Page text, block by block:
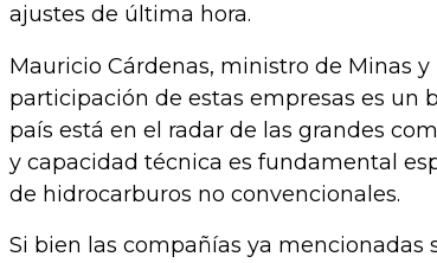
ajustes de última hora.
Mauricio Cárdenas, ministro de Minas
participación de estas empresas es un
país está en el radar de las grandes
y capacidad técnica es fundamental
de hidrocarburos no convencionales.
Si bien las compañías ya mencionadas